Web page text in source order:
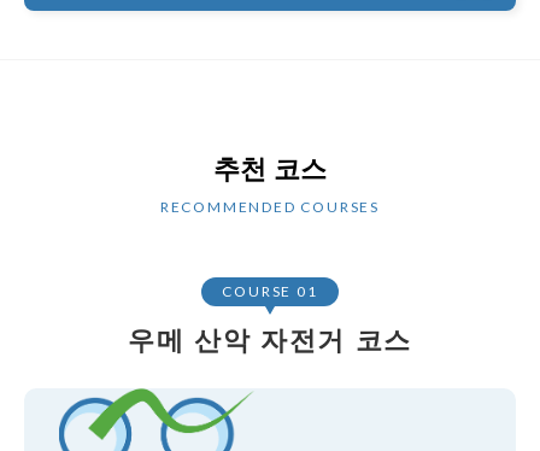
추천 코스
RECOMMENDED COURSES
COURSE 01
우메 산악 자전거 코스